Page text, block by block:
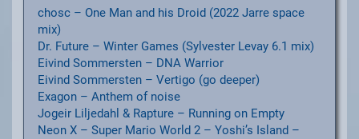
chosc – One Man and his Droid (2022 Jarre space
mix)
Dr. Future – Winter Games (Sylvester Levay 6.1 mix)
Eivind Sommersten – DNA Warrior
Eivind Sommersten – Vertigo (go deeper)
Exagon – Anthem of noise
Jogeir Liljedahl & Rapture – Running on Empty
Neon X – Super Mario World 2 – Yoshi’s Island –